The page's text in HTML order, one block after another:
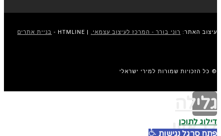
עיצוב האתר: רוני בורר - המרכז לעיצוב עצמאי. | HTMLINE - בניית אתרים
© כל הזכויות שמורות למירי ישראלי
גלילה
לראש
דילוג לתוכן
פתח סרגל נגישות